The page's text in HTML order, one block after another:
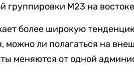
группировки М23 на
более широкую
ли полагаться на
меняются от одной